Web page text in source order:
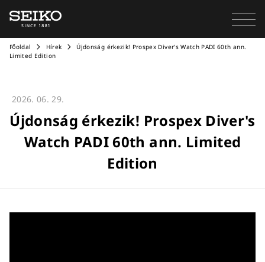
Főoldal Hírek
Újdonság érkezik! Prospex Diver's Watch PADI 60th ann.
Limited Edition
2026. 06. 29.
Újdonság érkezik! Prospex Diver's
Watch PADI 60th ann. Limited
Edition